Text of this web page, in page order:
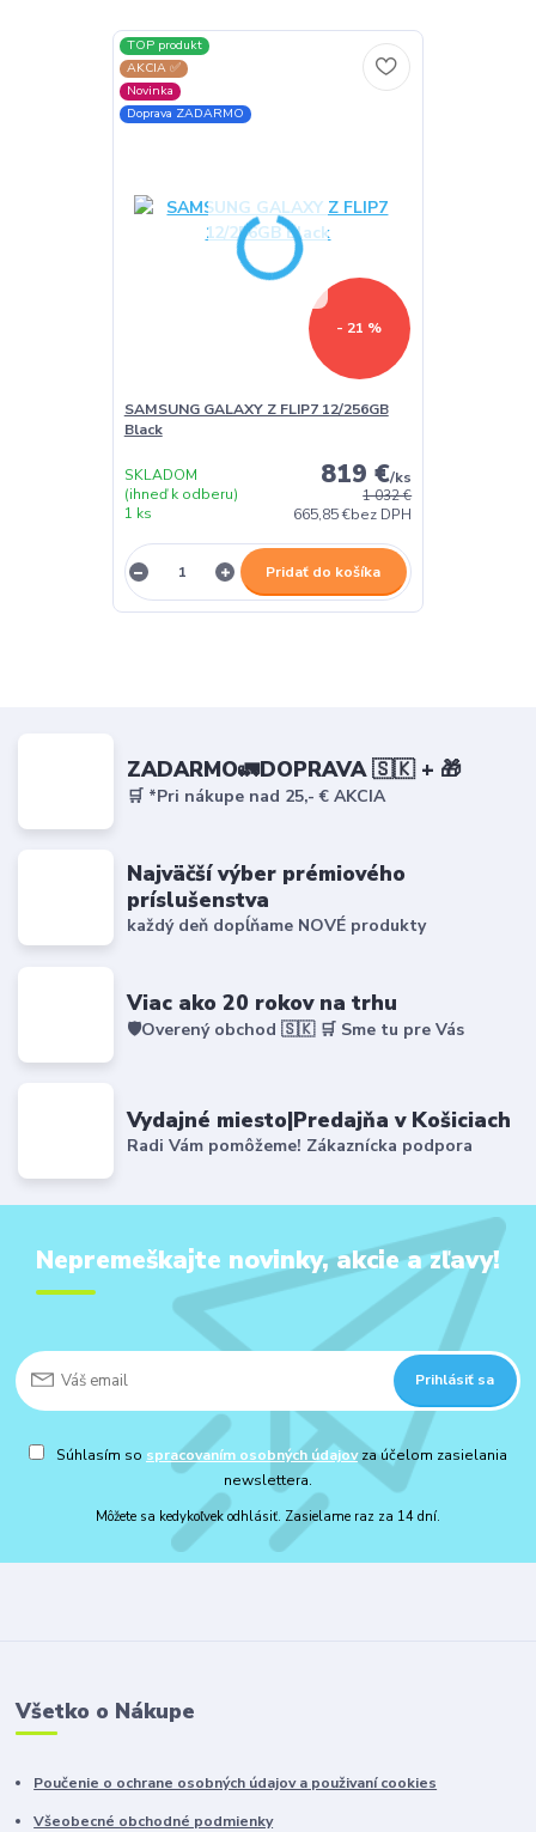
TOP produkt
AKCIA ✅
Novinka
Doprava ZADARMO
- 21 %
SAMSUNG GALAXY Z FLIP7 12/256GB
Black
1 032 €
819 €/ks
665,85 €bez DPH
SKLADOM
(ihneď k odberu)
1 ks
Pridať do košíka
ZADARMO🚛DOPRAVA 🇸🇰 + 🎁
🛒 *Pri nákupe nad 25,- € AKCIA
Najväčší výber prémiového
príslušenstva
každý deň dopĺňame NOVÉ produkty
Viac ako 20 rokov na trhu
🛡️Overený obchod 🇸🇰 🛒 Sme tu pre Vás
Vydajné miesto|Predajňa v Košiciach
Radi Vám pomôžeme! Zákaznícka podpora
Nepremeškajte novinky, akcie a zľavy!
Prihlásiť sa
Súhlasím so spracovaním osobných údajovza účelom zasielania
newslettera.
Môžete sa kedykoľvek odhlásiť. Zasielame raz za 14 dní.
Všetko o Nákupe
Poučenie o ochrane osobných údajov a použivaní cookies
Všeobecné obchodné podmienky